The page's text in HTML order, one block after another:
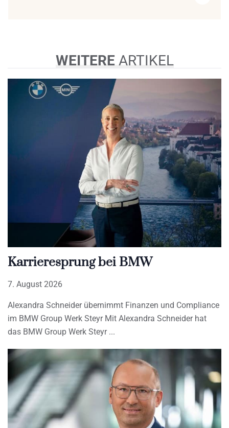
WEITERE ARTIKEL
Karrieresprung bei BMW
7. August 2026
Alexandra Schneider übernimmt Finanzen und Compliance
im BMW Group Werk Steyr Mit Alexandra Schneider hat
das BMW Group Werk Steyr